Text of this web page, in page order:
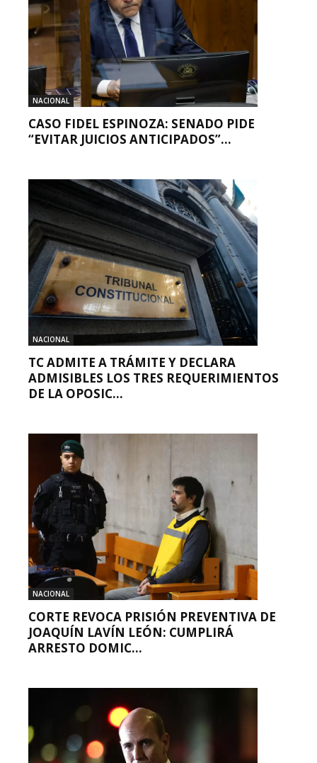
NACIONAL
CASO FIDEL ESPINOZA: SENADO PIDE
“EVITAR JUICIOS ANTICIPADOS”...
NACIONAL
TC ADMITE A TRÁMITE Y DECLARA
ADMISIBLES LOS TRES REQUERIMIENTOS
DE LA OPOSIC...
NACIONAL
CORTE REVOCA PRISIÓN PREVENTIVA DE
JOAQUÍN LAVÍN LEÓN: CUMPLIRÁ
ARRESTO DOMIC...